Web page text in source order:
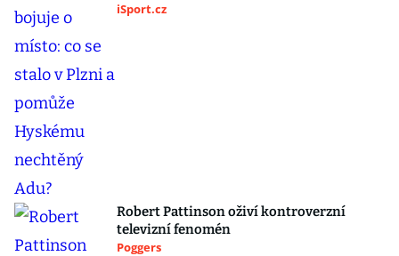
iSport.cz
Robert Pattinson oživí kontroverzní
televizní fenomén
Poggers